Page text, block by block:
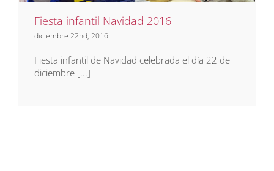
Fiesta infantil Navidad 2016
diciembre 22nd, 2016
Fiesta infantil de Navidad celebrada el día 22 de
diciembre [...]